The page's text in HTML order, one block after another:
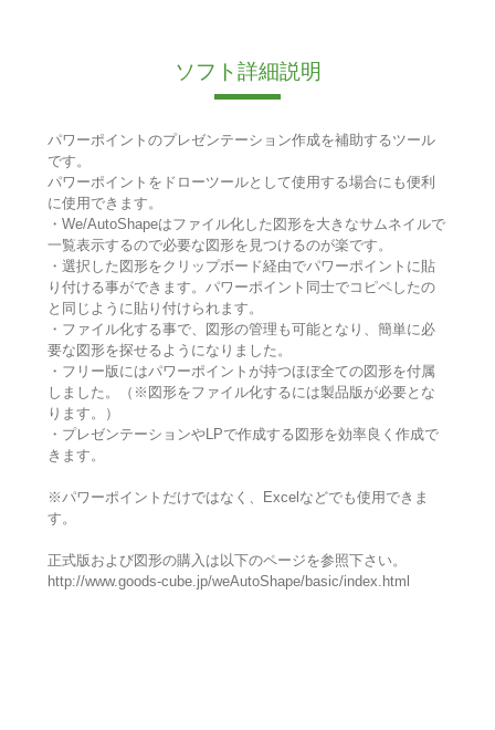
ソフト詳細説明
パワーポイントのプレゼンテーション作成を補助するツール
です。
パワーポイントをドローツールとして使用する場合にも便利
に使用できます。
・We/AutoShapeはファイル化した図形を大きなサムネイルで
一覧表示するので必要な図形を見つけるのが楽です。
・選択した図形をクリップボード経由でパワーポイントに貼
り付ける事ができます。パワーポイント同士でコピペしたの
と同じように貼り付けられます。
・ファイル化する事で、図形の管理も可能となり、簡単に必
要な図形を探せるようになりました。
・フリー版にはパワーポイントが持つほぼ全ての図形を付属
しました。（※図形をファイル化するには製品版が必要とな
ります。）
・プレゼンテーションやLPで作成する図形を効率良く作成で
きます。
※パワーポイントだけではなく、Excelなどでも使用できま
す。
正式版および図形の購入は以下のページを参照下さい。
http://www.goods-cube.jp/weAutoShape/basic/index.html